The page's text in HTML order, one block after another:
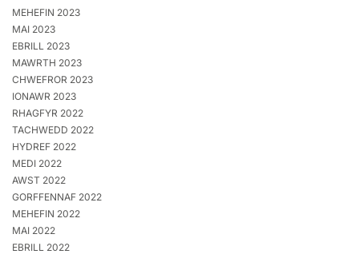
MEHEFIN 2023
MAI 2023
EBRILL 2023
MAWRTH 2023
CHWEFROR 2023
IONAWR 2023
RHAGFYR 2022
TACHWEDD 2022
HYDREF 2022
MEDI 2022
AWST 2022
GORFFENNAF 2022
MEHEFIN 2022
MAI 2022
EBRILL 2022